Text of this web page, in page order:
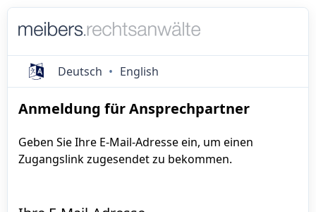
Deutsch English
Anmeldung für Ansprechpartner
Geben Sie Ihre E-Mail-Adresse ein, um einen
Zugangslink zugesendet zu bekommen.